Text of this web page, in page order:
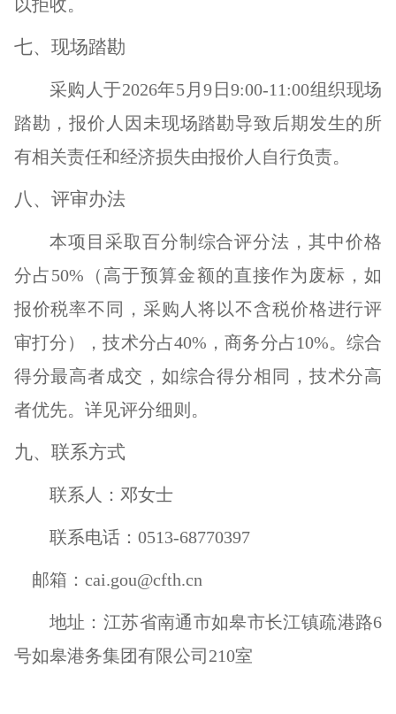
以拒收。
七、现场踏勘
采购人于2026年5月9 日9:00-11:00组织现场
踏勘，报价人因未现场踏勘导致后期发生的所
有相关责任和经济损失由报价人自行负责。
八、评审办法
本项目采取百分制综合评分法 ，其中价格
分占50% （ 高于预算金额的直接作为 废标 ，如
报价税率不同，采购人将以不含税价格进行评
审打分） ，技术分占40%，商务分占10%。综合
得分最高者成交，如综合得分相同，技术分高
者优先。详见评分细则。
九、联系方式
联系人：邓女士
联系电话： 0513-68770397
邮箱： cai.gou@cfth.cn
地址：江苏省南通市如皋市长江镇疏港路6
号如皋港务集团有限公司210室